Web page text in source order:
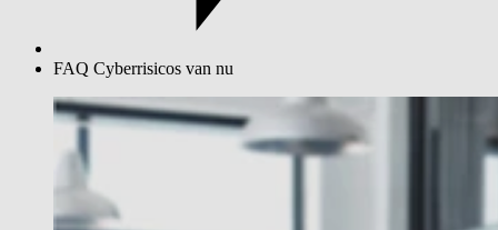
FAQ Cyberrisicos van nu